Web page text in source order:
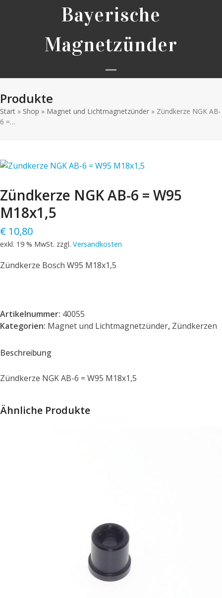
Bayerische
Magnetzünder
Open
menu
Close
menu
Produkte
Start » Shop » Magnet und Lichtmagnetzünder » Zündkerze NGK AB-
6 =…
Zündkerze NGK AB-6 = W95
M18x1,5
€ 10,80
exkl. 19 % MwSt. zzgl. Versandkosten
Zündkerze Bosch W95 M18x1,5
Artikelnummer: 40055
Kategorien: Magnet und Lichtmagnetzünder, Zündkerzen
Beschreibung
Zündkerze NGK AB-6 = W95 M18x1,5
Ähnliche Produkte